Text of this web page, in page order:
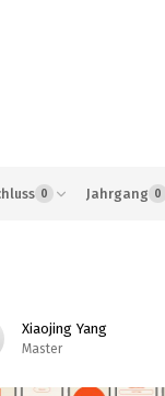
0 Jahrgang 0
Xiaojing Yang
Master